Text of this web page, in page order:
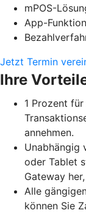
mPOS-
App-
Jetzt Termin
Ihre
1 Prozent
annehmen.
Unabhängig
oder Tablet
Gateway
Alle
können Sie